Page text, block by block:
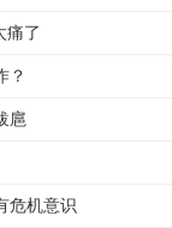
痛了
？
扈
危机意识